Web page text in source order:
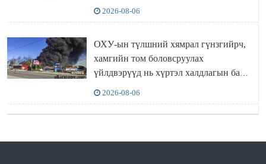
2026-08-06
ОХУ-ын түлшний хямрал гүнзгийрч,
хамгийн том боловсруулах
үйлдвэрүүд нь хүртэл халдлагын бай
2026-08-06